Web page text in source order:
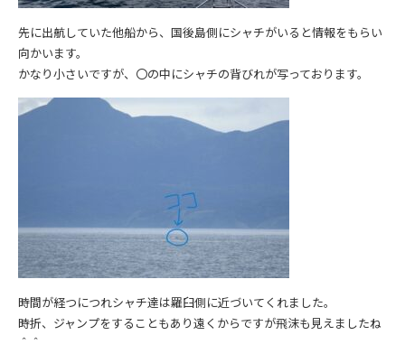
先に出航していた他船から、国後島側にシャチがいると情報をもらい
向かいます。
かなり小さいですが、〇の中にシャチの背びれが写っております。
時間が経つにつれシャチ達は羅臼側に近づいてくれました。
時折、ジャンプをすることもあり遠くからですが飛沫も見えましたね
＾＾